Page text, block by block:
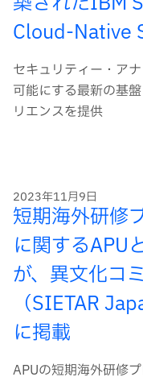
Cloud-Native
セキュリティー・ア
可能にする最新の基
リエンスを提供
2023年11月9日
短期海外研修
に関するAPU
が、異文化コ
（SIETAR
に掲載
APUの短期海外研修